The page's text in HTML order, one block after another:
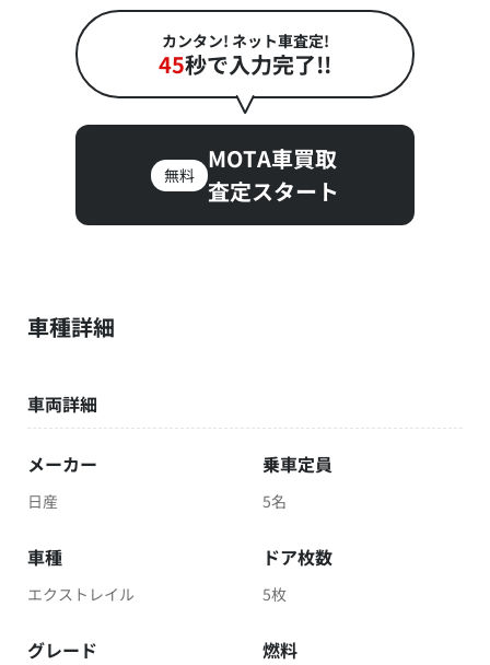
カンタン! ネット車査定!
45秒で入力完了!!
無料
MOTA車買取
査定スタート
車種詳細
車両詳細
メーカー
日産
乗車定員
5名
車種
エクストレイル
ドア枚数
5枚
グレード 燃料